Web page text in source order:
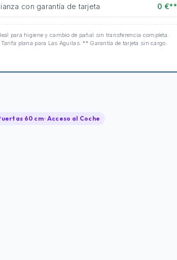
con garantía de tarjeta 0 €**
para higiene y cambio de pañal sin transferencia completa.
plana para Las Aguilas. ** Garantía de tarjeta sin cargo.
60 cm · Acceso al Coche